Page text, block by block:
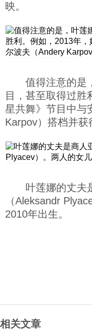
映。
值得注意的是
目，甚至取得过胜
星共舞》节目中与
Karpov）搭档并获
叶莲娜的丈夫
（Aleksandr
2010年出生。
相关文章